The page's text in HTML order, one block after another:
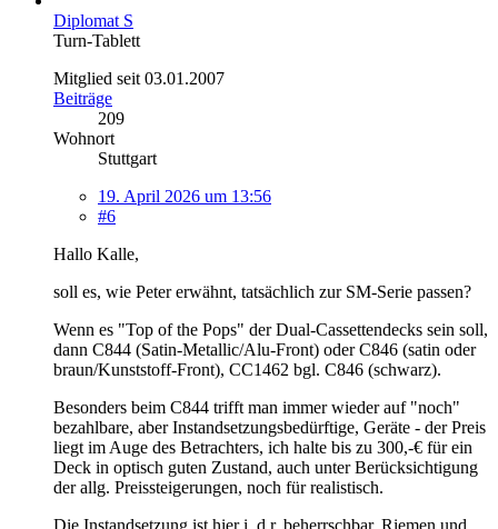
Diplomat S
Turn-Tablett
Mitglied seit 03.01.2007
Beiträge
209
Wohnort
Stuttgart
19. April 2026 um 13:56
#6
Hallo Kalle,
soll es, wie Peter erwähnt, tatsächlich zur SM-Serie passen?
Wenn es "Top of the Pops" der Dual-Cassettendecks sein soll,
dann C844 (Satin-Metallic/Alu-Front) oder C846 (satin oder
braun/Kunststoff-Front), CC1462 bgl. C846 (schwarz).
Besonders beim C844 trifft man immer wieder auf "noch"
bezahlbare, aber Instandsetzungsbedürftige, Geräte - der Preis
liegt im Auge des Betrachters, ich halte bis zu 300,-€ für ein
Deck in optisch guten Zustand, auch unter Berücksichtigung
der allg. Preissteigerungen, noch für realistisch.
Die Instandsetzung ist hier i .d r. beherrschbar, Riemen und